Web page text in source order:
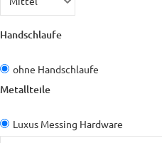
Handschlaufe
ohne Handschlaufe
Metallteile
Luxus Messing Hardware